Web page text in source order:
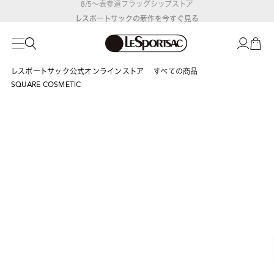
レスポートサックの新作を 今すぐ見る
レスポートサック公式オンラインストア
すべての商品
SQUARE COSMETIC